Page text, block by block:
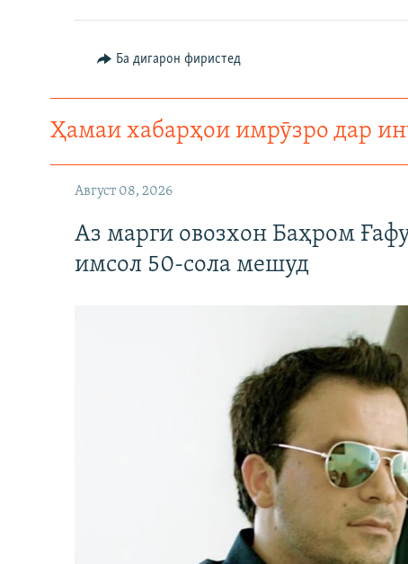
Ба дигарон фиристед
Ҳамаи хабарҳои имрӯзро дар
Август 08, 2026
Аз марги овозхон Баҳром
имсол 50-сола мешуд